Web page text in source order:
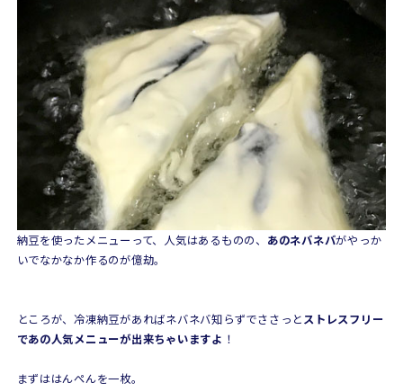
納豆を使ったメニューって、人気はあるものの、 あのネバネバがやっか
いでなかなか作るのが億劫。
ところが、冷凍納豆があればネバネバ知らずでささっとストレスフリー
であの人気メニューが出来ちゃいますよ ！
まずははんぺんを一枚。